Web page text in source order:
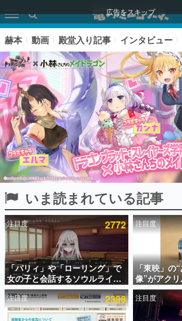
広告をスキップ
ピックアップ
電ファミのいま読まれている記事ランキング
アプリセール情報
インタビュー
連載・特集一覧
赫本 動画 殿堂入り記事 インタビュー
いま読まれている記事
注目度 2772
「パリィ」や「ローリング」で
女の子と会話するソウルライク
恋愛ゲーム『小早川さんはソウ
ルライク』無料公開。返事に失
敗すると「YOU DIED」
注目度
「東映」の
像”がアク
映ヒストリ
ョン」が8
注目度 2398 注目度